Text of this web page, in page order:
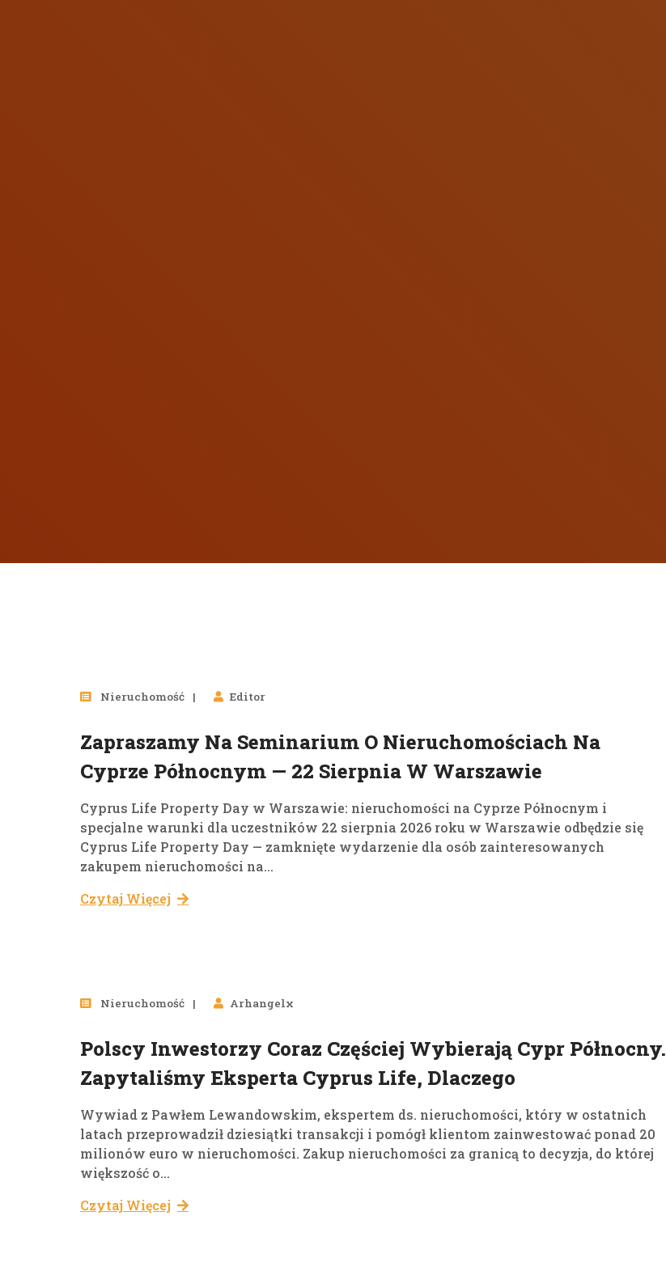
Nieruchomość Editor
Zapraszamy Na Seminarium O Nieruchomościach Na
Cyprze Północnym — 22 Sierpnia W Warszawie
Cyprus Life Property Day w Warszawie: nieruchomości na Cyprze Północnym i
specjalne warunki dla uczestników 22 sierpnia 2026 roku w Warszawie odbędzie się
Cyprus Life Property Day — zamknięte wydarzenie dla osób zainteresowanych
zakupem nieruchomości na...
Czytaj Więcej
cze, 2026
Nieruchomość Arhangelx
Polscy Inwestorzy Coraz Częściej Wybierają Cypr Północny.
Zapytaliśmy Eksperta Cyprus Life, Dlaczego
Wywiad z Pawłem Lewandowskim, ekspertem ds. nieruchomości, który w ostatnich
latach przeprowadził dziesiątki transakcji i pomógł klientom zainwestować ponad 20
milionów euro w nieruchomości. Zakup nieruchomości za granicą to decyzja, do której
większość o...
Czytaj Więcej